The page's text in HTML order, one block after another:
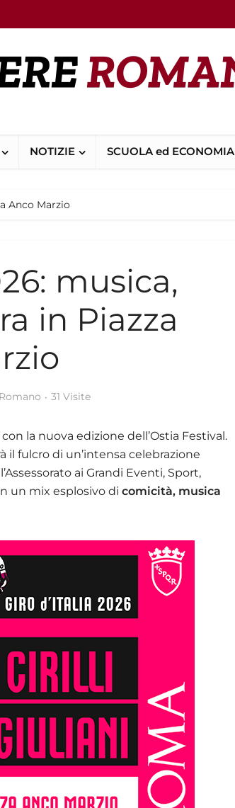
NOTIZIE SCUOLA ed ECONOMIA
Anco Marzio
musica,
in Piazza
31 Visite
la nuova edizione dell’Ostia Festival.
il fulcro di un’intensa celebrazione
ai Grandi Eventi, Sport,
un mix esplosivo di comicità, musica